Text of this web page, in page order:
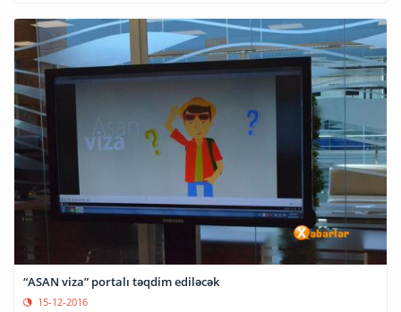
“ASAN viza” portalı təqdim ediləcək
15-12-2016